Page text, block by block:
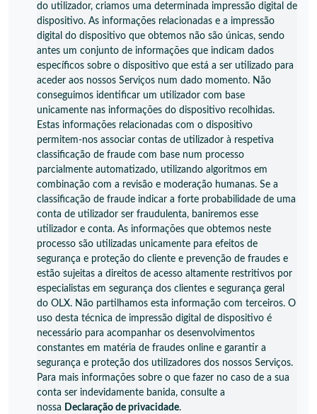
do utilizador, criamos uma determinada impressão digital de
dispositivo. As informações relacionadas e a impressão
digital do dispositivo que obtemos não são únicas, sendo
antes um conjunto de informações que indicam dados
específicos sobre o dispositivo que está a ser utilizado para
aceder aos nossos Serviços num dado momento. Não
conseguimos identificar um utilizador com base
unicamente nas informações do dispositivo recolhidas.
Estas informações relacionadas com o dispositivo
permitem-nos associar contas de utilizador à respetiva
classificação de fraude com base num processo
parcialmente automatizado, utilizando algoritmos em
combinação com a revisão e moderação humanas. Se a
classificação de fraude indicar a forte probabilidade de uma
conta de utilizador ser fraudulenta, baniremos esse
utilizador e conta. As informações que obtemos neste
processo são utilizadas unicamente para efeitos de
segurança e proteção do cliente e prevenção de fraudes e
estão sujeitas a direitos de acesso altamente restritivos por
especialistas em segurança dos clientes e segurança geral
do OLX. Não partilhamos esta informação com terceiros. O
uso desta técnica de impressão digital de dispositivo é
necessário para acompanhar os desenvolvimentos
constantes em matéria de fraudes online e garantir a
segurança e proteção dos utilizadores dos nossos Serviços.
Para mais informações sobre o que fazer no caso de a sua
conta ser indevidamente banida, consulte a
nossa Declaração de privacidade.